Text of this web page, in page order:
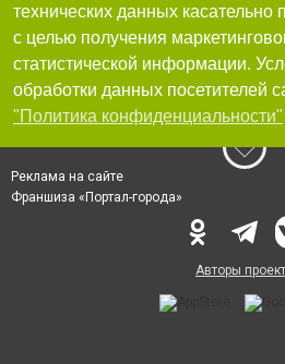
технических данных касательно
с целью получения
статистической информации.
обработки данных посетителей
"Политика конфиденциальности"
Реклама на сайте
Франшиза «Портал-города»
Авторы